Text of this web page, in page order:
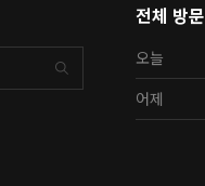
전체 방
오늘
어제